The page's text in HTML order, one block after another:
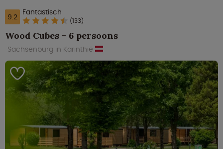
9.2 Fantastisch
(133)
Wood Cubes - 6 persoons
Sachsenburg in Karinthië